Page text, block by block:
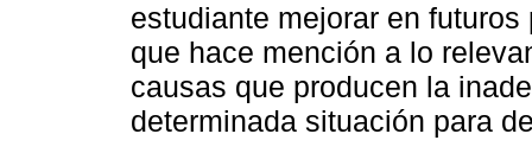
estudiante mejorar en
que hace mención a lo
causas que producen la
determinada situación para